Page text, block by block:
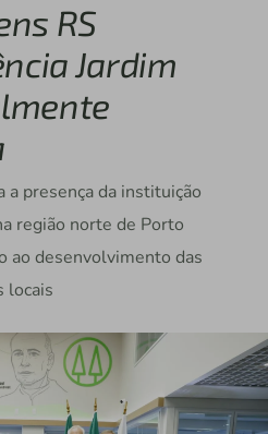
RS
Jardim
a presença da instituição
região norte de Porto
ao desenvolvimento das
locais